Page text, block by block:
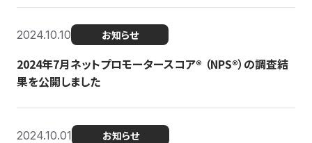
2024.10.10 お知らせ
2024年7月ネットプロモータースコア®︎ （NPS®︎）の調査結
果を公開しました
2024.10.01 お知らせ